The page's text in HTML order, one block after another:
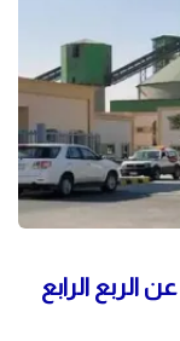
للسهم عن الربع الرابع